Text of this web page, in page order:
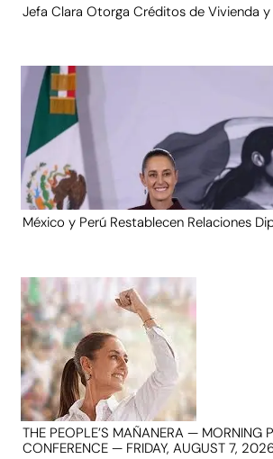
Jefa Clara Otorga Créditos de Vivienda y
México y Perú Restablecen Relaciones
THE PEOPLE’S MAÑANERA — MORNING
CONFERENCE — FRIDAY, AUGUST 7,